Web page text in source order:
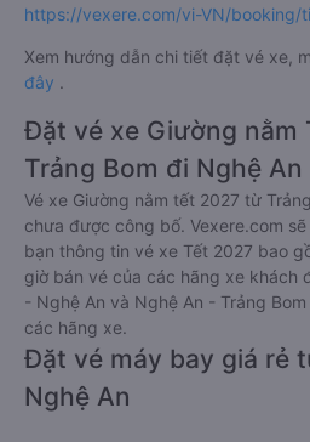
https://vexere.com/vi-VN/booking/
Xem hướng dẫn chi tiết đặt vé xe,
đây .
Đặt vé xe Giường nằm
Trảng Bom đi Nghệ An
Vé xe Giường nằm tết 2027 từ
chưa được công bố. Vexere.com
bạn thông tin vé xe Tết 2027 bao
giờ bán vé của các hãng xe khách
- Nghệ An và Nghệ An - Trảng
các hãng xe.
Đặt vé máy bay giá rẻ
Nghệ An